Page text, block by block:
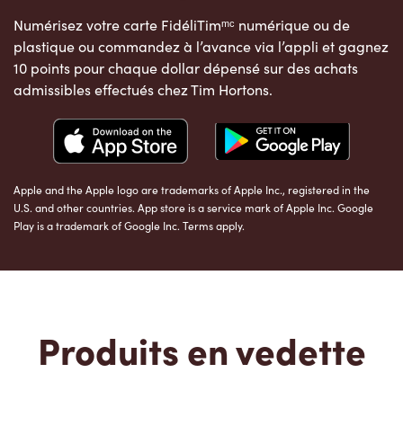
Numérisez votre carte FidéliTimᵐᶜ numérique ou de
plastique ou commandez à l’avance via l’appli et gagnez
10 points pour chaque dollar dépensé sur des achats
admissibles effectués chez Tim Hortons.
Apple and the Apple logo are trademarks of Apple Inc., registered in the
U.S. and other countries. App store is a service mark of Apple Inc. Google
Play is a trademark of Google Inc. Terms apply.
Produits en vedette